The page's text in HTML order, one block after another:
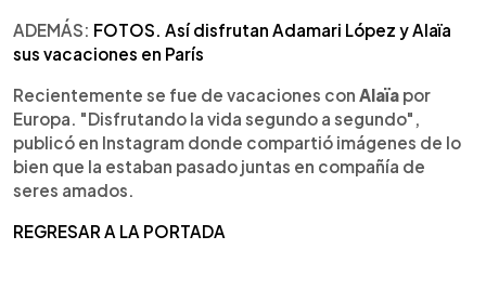
ADEMÁS: FOTOS. Así disfrutan Adamari López y Alaïa
sus vacaciones en París
Recientemente se fue de vacaciones con Alaïa por
Europa. "Disfrutando la vida segundo a segundo",
publicó en Instagram donde compartió imágenes de lo
bien que la estaban pasado juntas en compañía de
seres amados.
REGRESAR A LA PORTADA